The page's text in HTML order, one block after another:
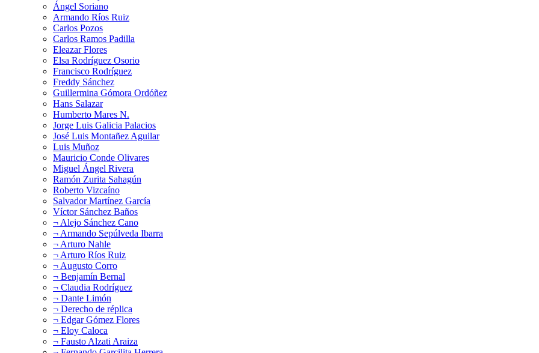
Ángel Soriano
Armando Ríos Ruiz
Carlos Pozos
Carlos Ramos Padilla
Eleazar Flores
Elsa Rodríguez Osorio
Francisco Rodríguez
Freddy Sánchez
Guillermina Gómora Ordóñez
Hans Salazar
Humberto Mares N.
Jorge Luis Galicia Palacios
José Luis Montañez Aguilar
Luis Muñoz
Mauricio Conde Olivares
Miguel Ángel Rivera
Ramón Zurita Sahagún
Roberto Vizcaíno
Salvador Martínez García
Víctor Sánchez Baños
¬ Alejo Sánchez Cano
¬ Armando Sepúlveda Ibarra
¬ Arturo Nahle
¬ Arturo Ríos Ruiz
¬ Augusto Corro
¬ Benjamín Bernal
¬ Claudia Rodríguez
¬ Dante Limón
¬ Derecho de réplica
¬ Edgar Gómez Flores
¬ Eloy Caloca
¬ Fausto Alzati Araiza